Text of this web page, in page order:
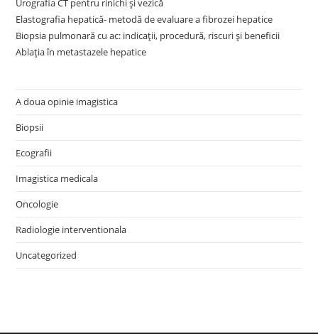
Urografia CT pentru rinichi și vezică
Elastografia hepatică- metodă de evaluare a fibrozei hepatice
Biopsia pulmonară cu ac: indicații, procedură, riscuri și beneficii
Ablația în metastazele hepatice
A doua opinie imagistica
Biopsii
Ecografii
Imagistica medicala
Oncologie
Radiologie interventionala
Uncategorized